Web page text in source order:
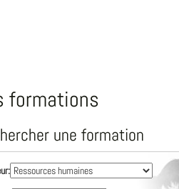
formations
une formation